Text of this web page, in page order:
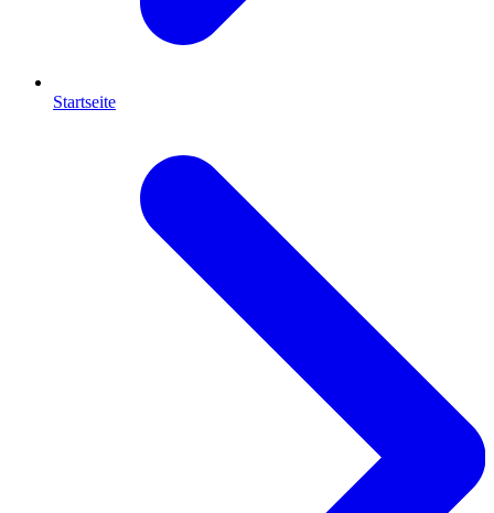
Startseite